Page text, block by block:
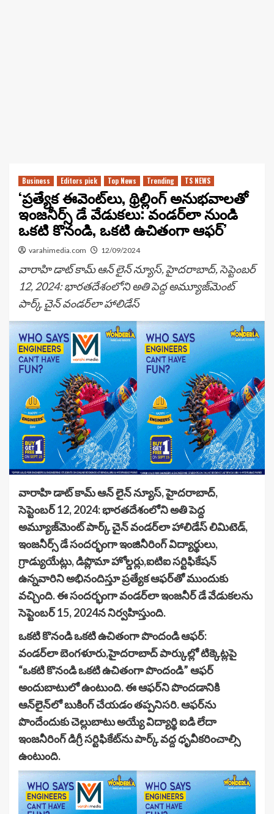
Business Editors pick Top News Trending TS NEWS
‘ప్రత్యేక ఈవెంట్‌లు, థ్రిల్లింగ్ అనుభవాలతో
ఇంజనీర్స్ డే వేడుకలు: వండర్‌లా నుండి
ఒకటి కొనండి, ఒకటి ఉచితంగా ఆఫర్’
varahimedia.com 12/09/2024
వారాహి డాట్ కామ్ ఆన్ లైన్ న్యూస్, హైదరాబాద్, సెప్టెంబర్
12, 2024: భారతదేశంలోని అతి పెద్ద అమ్యూజ్‌మెంట్
పార్క్ చైన్ వండర్‌లా హాలిడేస్
వారాహి డాట్ కామ్ ఆన్ లైన్ న్యూస్, హైదరాబాద్,
సెప్టెంబర్ 12, 2024: భారతదేశంలోని అతి పెద్ద
అమ్యూజ్‌మెంట్ పార్క్ చైన్ వండర్‌లా హాలిడేస్ లిమిటెడ్,
ఇంజనీర్స్ డే సందర్భంగా ఇంజినీరింగ్ విద్యార్థులు,
గ్రాడ్యుయేట్లు, డిప్లొమా హోల్డర్లు,ఐటిఐ సర్టిఫికేషన్
ఉన్నవారిని అభినందిస్తూ ప్రత్యేక ఆఫర్‌తో ముందుకు
వచ్చింది. ఈ సందర్భంగా వండర్‌లా ఇంజనీర్ డే వేడుకలను
సెప్టెంబర్ 15, 2024న నిర్వహిస్తుంది.
ఒకటి కొనండి ఒకటి ఉచితంగా పొందండి ఆఫర్:
వండర్‌లా బెంగళూరు,హైదరాబాద్ పార్కుల్లో టిక్కెట్లపై
“ఒకటి కొనండి ఒకటి ఉచితంగా పొందండి” ఆఫర్
అందుబాటులో ఉంటుంది. ఈ ఆఫర్‌ని పొందడానికి
ఆన్‌లైన్‌లో బుకింగ్ చేయడం తప్పనిసరి. ఆఫర్‌ను
పొందేందుకు చెల్లుబాటు అయ్యే విద్యార్థి ఐడి లేదా
ఇంజనీరింగ్ డిగ్రీ సర్టిఫికేట్‌ను పార్క్ వద్ద ధృవీకరించాల్సి
ఉంటుంది.